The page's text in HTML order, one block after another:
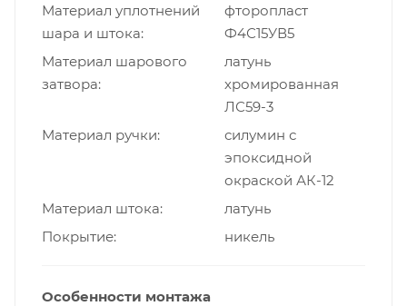
Материал уплотнений
шара и штока
фторопласт
Ф4С15УВ5
Материал шарового
затвора
латунь
хромированная
ЛС59-3
Материал ручки
силумин с
эпоксидной
окраской АК-12
Материал штока
латунь
Покрытие
никель
Особенности монтажа